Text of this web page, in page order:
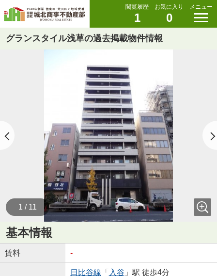
閲覧履歴
1
お気に入り
0
メニュー
グランスタイル浅草の過去掲載物件情報
1 / 11
基本情報
賃料 -
日比谷線 「 入谷 」駅 徒歩4分